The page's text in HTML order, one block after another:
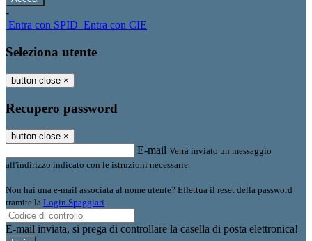
-
Entra con SPID Entra con CIE
Seleziona utente
button close ×
Recupero password
button close ×
E-mail Verrà inviato un messaggio
all'indirizzo indicato con le istruzioni necessarie.
Non hai una e-mail associata al nome utente? Effettua il reset della password
tramite la Login Spaggiari
E-mail inviata, si prega di controllare la casella di posta elettronica!